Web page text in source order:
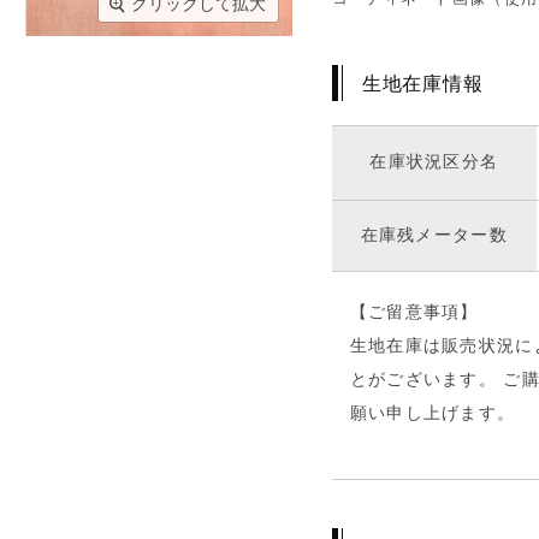
クリックして拡大
生地在庫情報
在庫状況区分名
在庫残メーター数
【ご留意事項】
生地在庫は販売状況
とがございます。 ご
願い申し上げます。